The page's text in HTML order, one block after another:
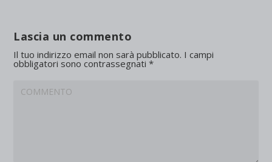
Lascia un commento
Il tuo indirizzo email non sarà pubblicato. I campi
obbligatori sono contrassegnati*